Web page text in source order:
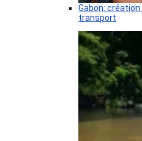
Gabon:
transport